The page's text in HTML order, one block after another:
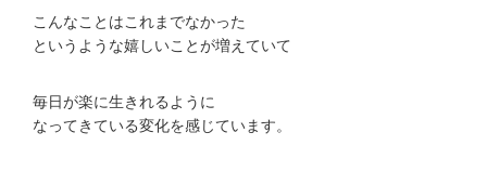
こんなことはこれまでなかった
というような嬉しいことが増えていて
毎日が楽に生きれるように
なってきている変化を感じています。